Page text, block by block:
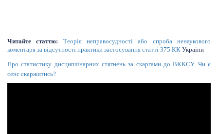
Читайте статтю:
Теорія неправосудності або спроба ненаукового
коментаря за відсутності практики застосування статті 375 КК України
Про статистику дисциплінарних стягнень за скаргами до ВККСУ. Чи є
сенс скаржитись?